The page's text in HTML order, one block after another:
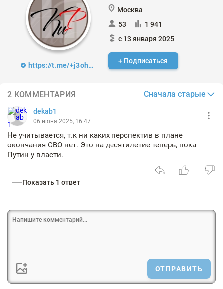
https://t.me/+j3ohRZAa_dpkMTli
Москва
53
1 941
с 13 января 2025
+ Подписаться
2 КОММЕНТАРИЯ Сначала старые
dekab1
06 июня 2025, 16:47
Не учитывается, т.к ни каких перспектив в плане
окончания СВО нет. Это на десятилетие теперь, пока
Путин у власти.
Показать 1 ответ
ОТПРАВИТЬ